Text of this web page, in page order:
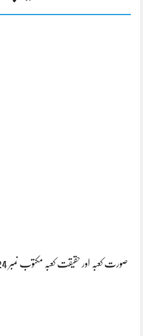
صورت کعبہ اور حقیقت کعبہ مکتوب نمبر 124دفترسوم